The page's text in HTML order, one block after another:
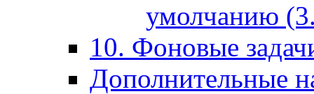
умолчанию
10. Фоновые
Дополнительные